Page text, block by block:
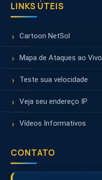
LINKS ÚTEIS
Cartoon NetSol
Mapa de Ataques ao Vivo
Teste sua velocidade
Veja seu endereço IP
Vídeos Informativos
CONTATO